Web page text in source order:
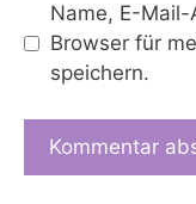
Name, E-
Browser für
speichern.